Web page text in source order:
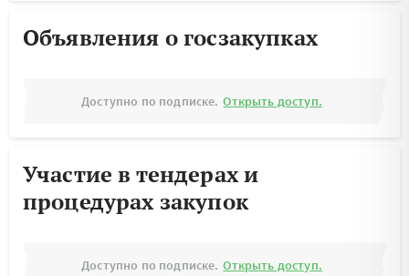
Объявления о госзакупках
Доступно по подписке. Открыть доступ.
Участие в тендерах и
процедурах закупок
Доступно по подписке. Открыть доступ.